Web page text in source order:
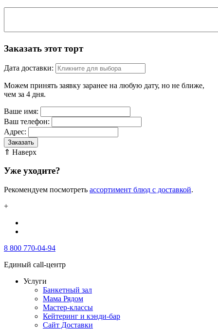
Заказать этот торт
Дата доставки:
Можем принять заявку заранее на любую дату, но не ближе,
чем за 4 дня.
Ваше имя:
Ваш телефон:
Адрес:
Заказать
⇑ Наверх
Уже уходите?
Рекомендуем посмотреть ассортимент блюд с доставкой.
+
8 800 770-04-94
Единый call-центр
Услуги
Банкетный зал
Мама Рядом
Мастер-классы
Кейтеринг и кэнди-бар
Сайт Доставки